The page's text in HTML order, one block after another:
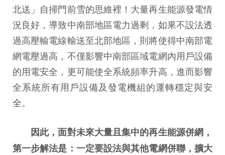
北送」自掃門前雪的思維裡！大量再生能源發電情
況良好，導致中南部地區電力過剩，如果不設法透
過高壓輸電線輸送至北部地區，則將使得中南部電
網電壓過高，不僅影響中南部區域電網內用戶設備
的用電安全，更可能使全系統頻率升高，進而影響
全系統所有用戶設備及發電機組的運轉穩定與安
全。
因此，面對未來大量且集中的再生能源併網，
第一步解法是：一定要設法與其他電網併聯，擴大